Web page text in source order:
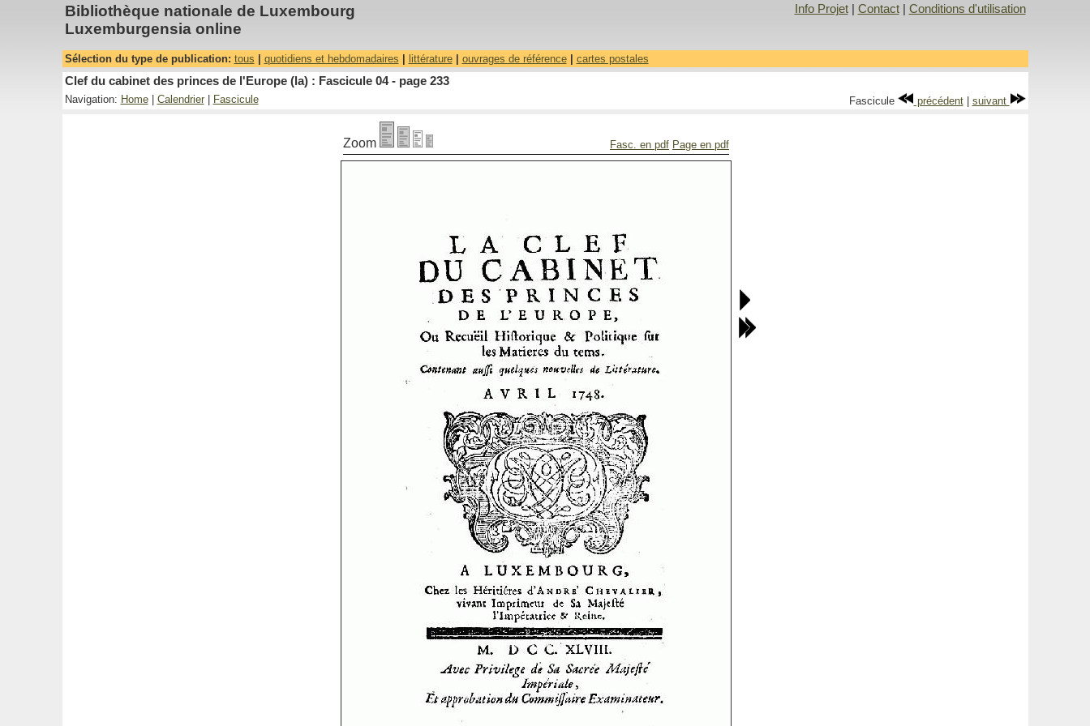
Bibliothèque nationale de Luxembourg
Luxemburgensia online
Info Projet| Contact| Conditions d'utilisation
Sélection du type de publication: tous quotidiens et hebdomadaires littérature| ouvrages de référence| cartes postales
Clef du cabinet des princes de l'Europe (la) : Fascicule 04 - page 233
Navigation: Home| Calendrier| Fascicule Fascicule précédent| suivant
Zoom Fasc. en pdf Page en pdf